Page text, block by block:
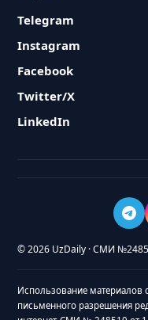
Telegram
Instagram
Facebook
Twitter/X
LinkedIn
© 2026 UzDaily · СМИ
Использование материалов
письменного разрешения